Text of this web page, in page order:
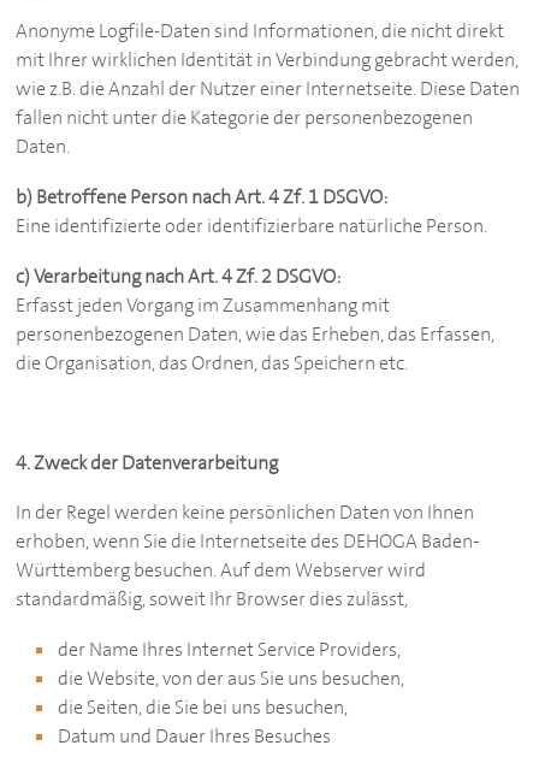
Anonyme Logfile-Daten sind Informationen, die nicht direkt
mit Ihrer wirklichen Identität in Verbindung gebracht werden,
wie z.B. die Anzahl der Nutzer einer Internetseite. Diese Daten
fallen nicht unter die Kategorie der personenbezogenen
Daten.
b) Betroffene Person nach Art. 4 Zf. 1 DSGVO:
Eine identifizierte oder identifizierbare natürliche Person.
c) Verarbeitung nach Art. 4 Zf. 2 DSGVO:
Erfasst jeden Vorgang im Zusammenhang mit
personenbezogenen Daten, wie das Erheben, das Erfassen,
die Organisation, das Ordnen, das Speichern etc.
4. Zweck der Datenverarbeitung
In der Regel werden keine persönlichen Daten von Ihnen
erhoben, wenn Sie die Internetseite des DEHOGABaden-
Württemberg besuchen. Auf dem Webserver wird
standardmäßig, soweit Ihr Browser dies zulässt,
der Name Ihres Internet Service Providers,
die Website, von der aus Sie uns besuchen,
die Seiten, die Sie bei uns besuchen,
Datum und Dauer Ihres Besuches